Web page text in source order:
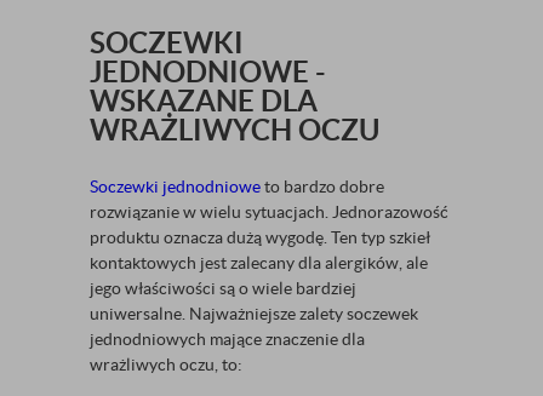
SOCZEWKI
JEDNODNIOWE -
WSKAZANE DLA
WRAŻLIWYCH OCZU
Soczewki jednodnioweto bardzo dobre
rozwiązanie w wielu sytuacjach. Jednorazowość
produktu oznacza dużą wygodę. Ten typ szkieł
kontaktowych jest zalecany dla alergików, ale
jego właściwości są o wiele bardziej
uniwersalne. Najważniejsze zalety soczewek
jednodniowych mające znaczenie dla
wrażliwych oczu, to: